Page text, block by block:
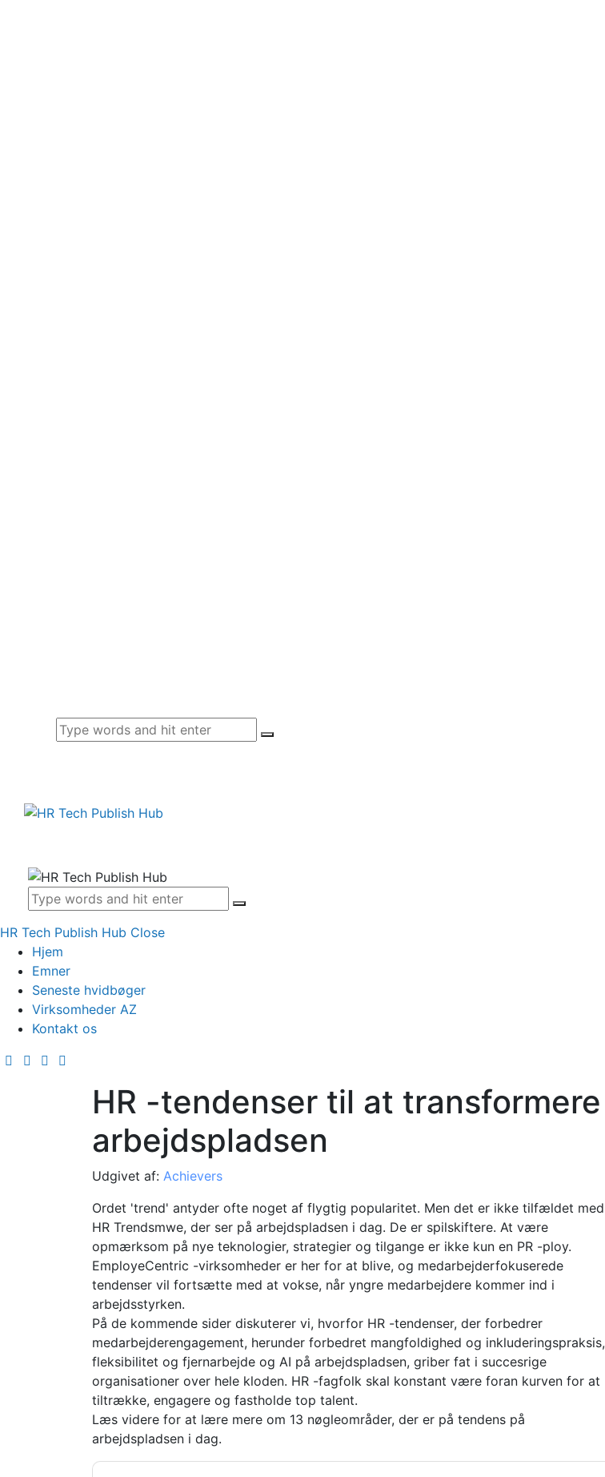
HR Tech Publish Hub Close
Hjem
Emner
Seneste hvidbøger
Virksomheder AZ
Kontakt os
HR -tendenser til at transformere
arbejdspladsen
Udgivet af: Achievers
Ordet 'trend' antyder ofte noget af flygtig popularitet. Men det er ikke tilfældet med
HR Trendsmwe, der ser på arbejdspladsen i dag. De er spilskiftere. At være
opmærksom på nye teknologier, strategier og tilgange er ikke kun en PR -ploy.
EmployeCentric -virksomheder er her for at blive, og medarbejderfokuserede
tendenser vil fortsætte med at vokse, når yngre medarbejdere kommer ind i
arbejdsstyrken.
På de kommende sider diskuterer vi, hvorfor HR -tendenser, der forbedrer
medarbejderengagement, herunder forbedret mangfoldighed og inkluderingspraksis,
fleksibilitet og fjernarbejde og AI på arbejdspladsen, griber fat i succesrige
organisationer over hele kloden. HR -fagfolk skal konstant være foran kurven for at
tiltrække, engagere og fastholde top talent.
Læs videre for at lære mere om 13 nøgleområder, der er på tendens på
arbejdspladsen i dag.